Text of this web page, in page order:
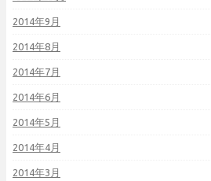
2014年9月
2014年8月
2014年7月
2014年6月
2014年5月
2014年4月
2014年3月